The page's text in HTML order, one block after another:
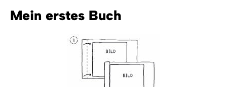
Mein erstes Buch